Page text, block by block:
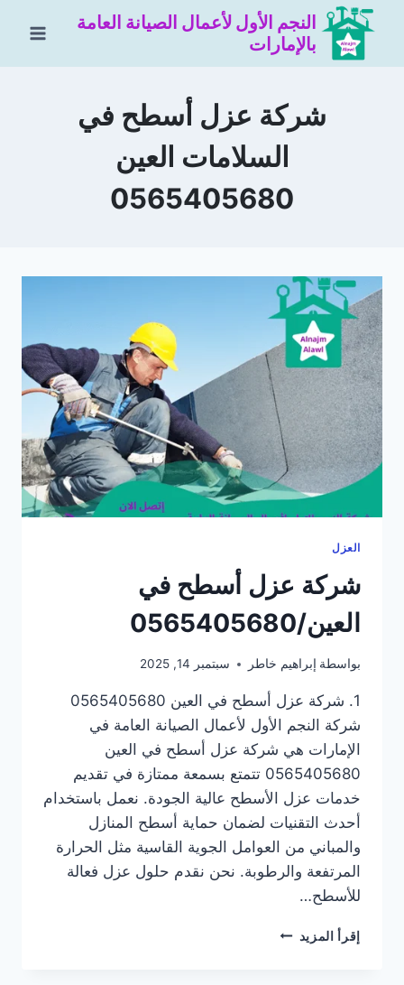
التجاوز
المحتوى
النجم الأول لأعمال الصيانة العامة
بالإمارات
شركة عزل أسطح في
السلامات العين
0565405680
العزل
شركة عزل أسطح في
العين/0565405680
بواسطة إبراهيم خاطر سبتمبر 14, 2025
1. شركة عزل أسطح في العين 0565405680
شركة النجم الأول لأعمال الصيانة العامة في
الإمارات هي شركة عزل أسطح في العين
0565405680 تتمتع بسمعة ممتازة في تقديم
خدمات عزل الأسطح عالية الجودة. نعمل باستخدام
أحدث التقنيات لضمان حماية أسطح المنازل
والمباني من العوامل الجوية القاسية مثل الحرارة
المرتفعة والرطوبة. نحن نقدم حلول عزل فعالة
للأسطح…
إقرأ المزيد شركة